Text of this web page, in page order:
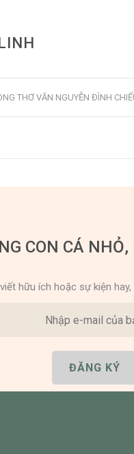
THƠ VĂN NGUYỄN ĐÌNH
CON CÁ
hữu ích hoặc sự kiện